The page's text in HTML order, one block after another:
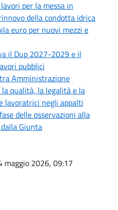
per la messa in
della condotta idrica
euro per nuovi mezzi e
il Dup 2027-2029 e il
pubblici
Amministrazione
la qualità, la legalità e la
lavoratrici negli appalti
delle osservazioni alla
Giunta
maggio 2026, 09:17